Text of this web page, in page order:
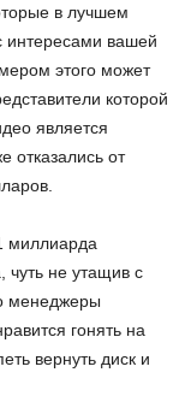
в лучшем
интересами вашей
этого может
которой
является
отказались от
миллиарда
чуть не утащив с
менеджеры
гонять на
вернуть диск и